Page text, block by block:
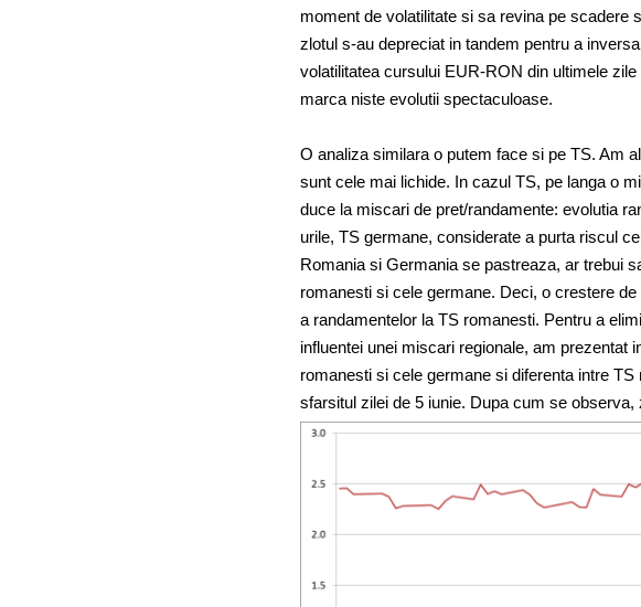
moment de volatilitate si sa revina pe scadere
zlotul s-au depreciat in tandem pentru a
volatilitatea cursului EUR-RON din ultimele
marca niste evolutii spectaculoase.
O analiza similara o putem face si pe TS. Am
sunt cele mai lichide. In cazul TS, pe langa o
duce la miscari de pret/randamente: evolutia
urile, TS germane, considerate a purta riscul
Romania si Germania se pastreaza, ar trebui
romanesti si cele germane. Deci, o crestere
a randamentelor la TS romanesti. Pentru a
influentei unei miscari regionale, am prezentat
romanesti si cele germane si diferenta intre
sfarsitul zilei de 5 iunie. Dupa cum se observa,